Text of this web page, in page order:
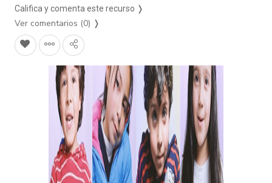
Califica y comenta este recurso ❭
Ver comentarios (0) ❭